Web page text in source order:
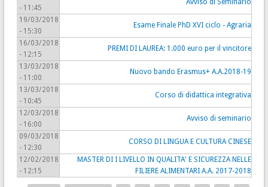
- 11:45
Avviso di Seminario
19/03/2018
- 15:30
Esame Finale PhD XVI ciclo - Agraria
16/03/2018
- 12:15
PREMI DI LAUREA: 1.000 euro per il vincitore
13/03/2018
- 11:00
Nuovo bando Erasmus+ A.A.2018-19
13/03/2018
- 10:45
Corso di didattica integrativa
12/03/2018
- 16:00
Avviso di seminario
09/03/2018
- 12:30
CORSO DI LINGUA E CULTURA CINESE
12/02/2018
- 12:15
MASTER DI I LIVELLO IN QUALITA' E SICUREZZA NELLE
FILIERE ALIMENTARI A.A. 2017-2018